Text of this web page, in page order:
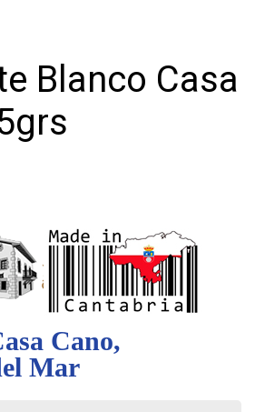
Blanco Casa
Cano,
Mar